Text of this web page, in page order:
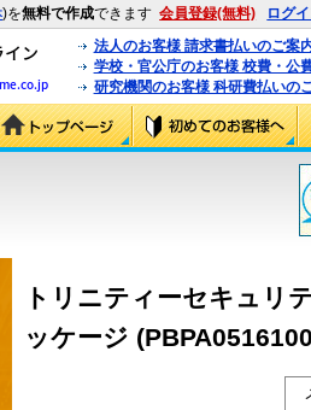
)を無料で作成できます 会員登録(無料) ログ
法人のお客様 請求書払いのご案
学校・官公庁のお客様 校費・公
研究機関のお客様 科研費払いの
トリニティーセキュリ
ッケージ